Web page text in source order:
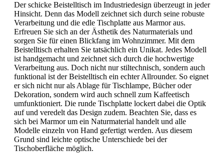
Der schicke Beistelltisch im Industriedesign überzeugt in jeder
Hinsicht. Denn das Modell zeichnet sich durch seine robuste
Verarbeitung und die edle Tischplatte aus Marmor aus.
Erfreuen Sie sich an der Ästhetik des Naturmaterials und
sorgen Sie für einen Blickfang im Wohnzimmer. Mit dem
Beistelltisch erhalten Sie tatsächlich ein Unikat. Jedes Modell
ist handgemacht und zeichnet sich durch die hochwertige
Verarbeitung aus. Doch nicht nur stiltechnisch, sondern auch
funktional ist der Beistelltisch ein echter Allrounder. So eignet
er sich nicht nur als Ablage für Tischlampe, Bücher oder
Dekoration, sondern wird auch schnell zum Kaffeetisch
umfunktioniert. Die runde Tischplatte lockert dabei die Optik
auf und veredelt das Design zudem. Beachten Sie, dass es
sich bei Marmor um ein Naturmaterial handelt und alle
Modelle einzeln von Hand gefertigt werden. Aus diesem
Grund sind leichte optische Unterschiede bei der
Tischoberfläche möglich.